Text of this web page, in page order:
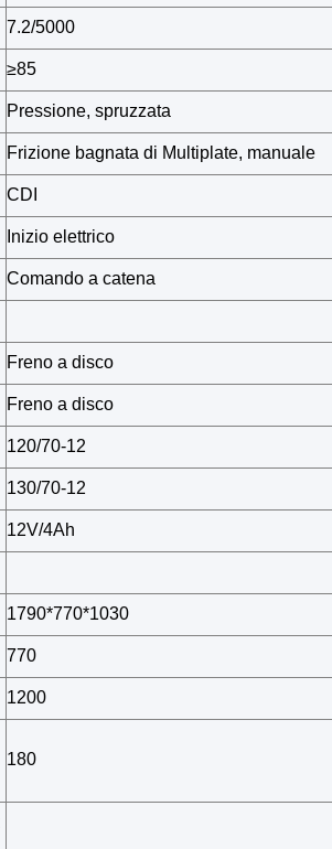
7.2/5000
≥85
Pressione, spruzzata
Frizione bagnata di Multiplate, manuale
CDI
Inizio elettrico
Comando a catena
Freno a disco
Freno a disco
120/70-12
130/70-12
12V/4Ah
1790*770*1030
770
1200
180